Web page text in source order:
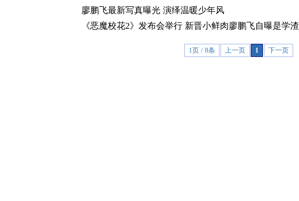
廖鹏飞最新写真曝光 演绎温暖少年风
《恶魔校花2》发布会举行 新晋小鲜肉廖鹏飞自曝是学渣
1页 / 8条 上一页 1 下一页